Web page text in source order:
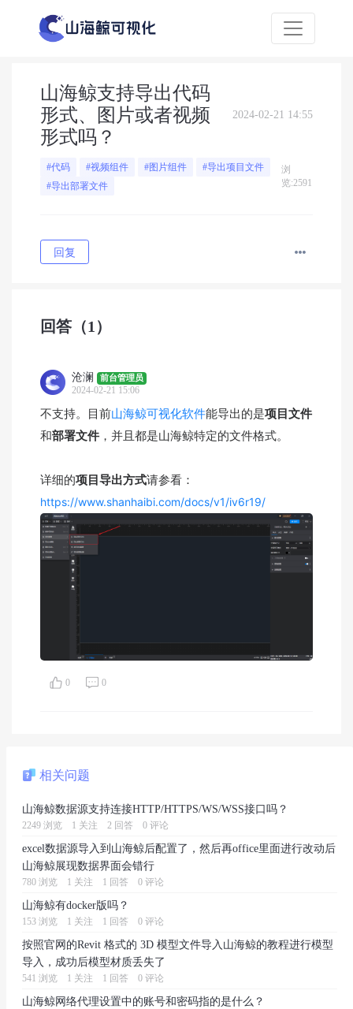
山海鲸支持导出代码
形式、图片或者视频
形式吗？
2024-02-21 14:55
#代码 #视频组件 #图片组件
#导出项目文件
#导出部署文件
浏
览:2591
回复
回答 （1）
沧澜 前台管理员
2024-02-21 15:06
不支持。目前山海鲸可视化软件能导出的是项目文件
和部署文件 ，并且都是山海鲸特定的文件格式。
详细的项目导出方式请参看：
https://www.shanhaibi.com/docs/v1/iv6r19/
0 0
相关问题
山海鲸数据源支持连接HTTP/HTTPS/WS/WSS接口吗？
2249 浏览 1 关注 2 回答 0 评论
excel数据源导入到山海鲸后配置了，然后再office里面进行改动后
山海鲸展现数据界面会错行
780 浏览 1 关注 1 回答 0 评论
山海鲸有docker版吗？
153 浏览 1 关注 1 回答 0 评论
按照官网的Revit 格式的 3D 模型文件导入山海鲸的教程进行模型
导入，成功后模型材质丢失了
541 浏览 1 关注 1 回答 0 评论
山海鲸网络代理设置中的账号和密码指的是什么？